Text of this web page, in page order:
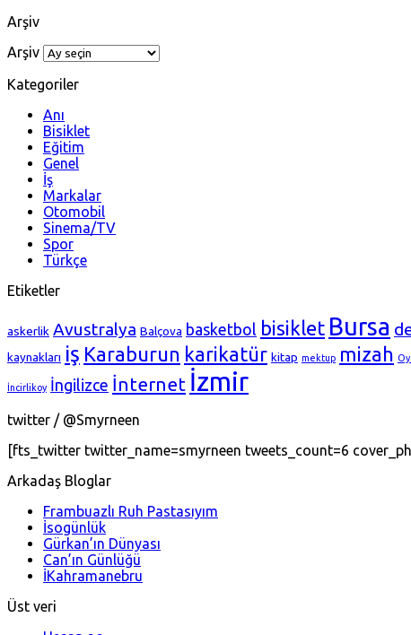
Arşiv
Arşiv
Kategoriler
Anı
Bisiklet
Eğitim
Genel
İş
Markalar
Otomobil
Sinema/TV
Spor
Türkçe
Etiketler
askerlik Avustralya Balçova basketbol bisiklet Bursa
kaynakları iş Karaburun karikatür kitap mektup mizah
İncirlikoy İngilizce İnternet İzmir
twitter / @Smyrneen
[fts_twitter twitter_name=smyrneen tweets_count=6
Arkadaş Bloglar
Frambuazlı Ruh Pastasıyım
İsogünlük
Gürkan’ın Dünyası
Can’ın Günlüğü
İKahramanebru
Üst veri